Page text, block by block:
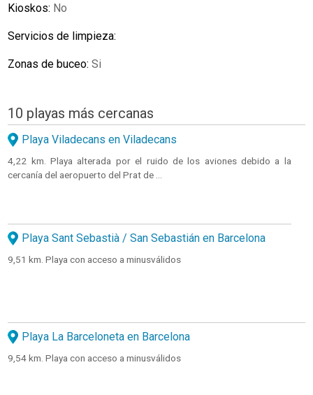
Kioskos: No
Servicios de limpieza:
Zonas de buceo:Si
10 playas más cercanas
Playa Viladecans en Viladecans
4,22 km. Playa alterada por el ruido de los aviones debido a la
cercanía del aeropuerto del Prat de ...
Playa Sant Sebastià / San Sebastián en Barcelona
9,51 km. Playa con acceso a minusválidos
Playa La Barceloneta en Barcelona
9,54 km. Playa con acceso a minusválidos